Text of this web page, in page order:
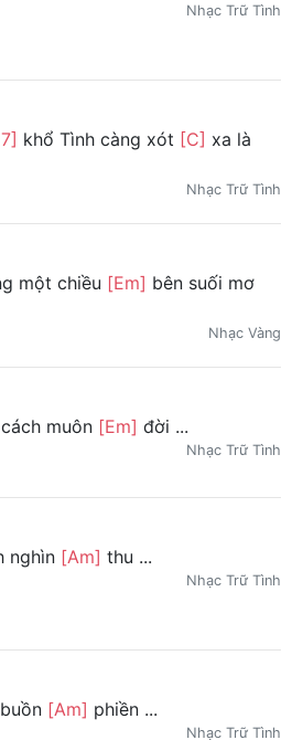
Nhạc Trữ Tình
khổ Tình càng xót [C] xa là
Nhạc Trữ Tình
một chiều [Em] bên suối mơ
Nhạc Vàng
muôn [Em] đời ...
Nhạc Trữ Tình
nghìn [Am] thu ...
Nhạc Trữ Tình
[Am] phiền ...
Nhạc Trữ Tình